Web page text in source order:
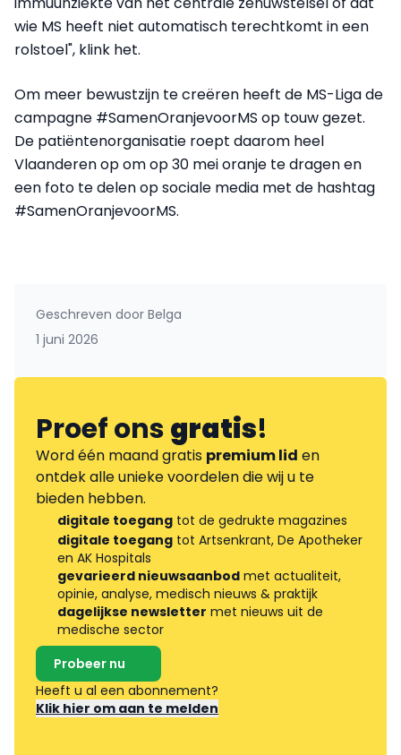
wie MS heeft niet automatisch terechtkomt in een
rolstoel", klink het.
Om meer bewustzijn te creëren heeft de MS-Liga de
campagne #SamenOranjevoorMS op touw gezet.
De patiëntenorganisatie roept daarom heel
Vlaanderen op om op 30 mei oranje te dragen en
een foto te delen op sociale media met de hashtag
#SamenOranjevoorMS.
Geschreven door Belga
1 juni 2026
Proef onsgratis!
Word één maand gratis premium lid en
ontdek alle unieke voordelen die wij u te
bieden hebben.
digitale toegang tot de gedrukte magazines
digitale toegang tot Artsenkrant, De Apotheker
en AK Hospitals
gevarieerd nieuwsaanbod met actualiteit,
opinie, analyse, medisch nieuws & praktijk
dagelijkse newsletter met nieuws uit de
medische sector
Probeer nu
Heeft u al een abonnement?
Klik hier om aan te melden